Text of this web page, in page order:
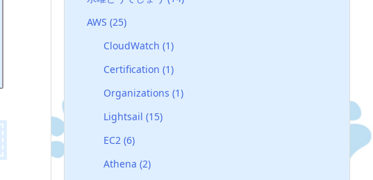
AWS (25)
CloudWatch(1)
Certification(1)
Organizations(1)
Lightsail(15)
EC2(6)
Athena(2)